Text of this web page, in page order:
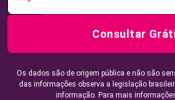
Consultar
Os dados são de origem pública e não são
das informações observa a legislação
informação. Para mais